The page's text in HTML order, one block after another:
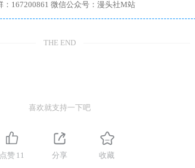
7、带你进入绅士内部，畅所欲言，释放最真实的自我官方qq群：167200861 微信公众号：漫头社M站
THE END
喜欢就支持一下吧
点赞 11 分享 收藏